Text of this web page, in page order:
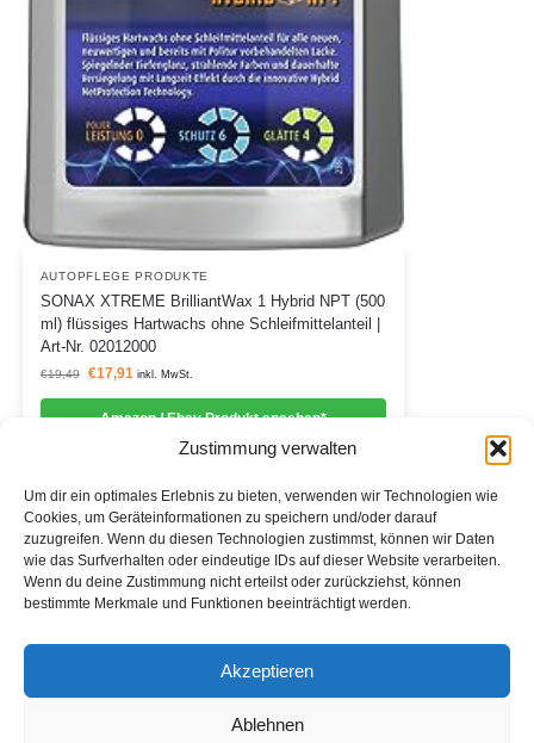
Zustimmung verwalten
Um dir ein optimales Erlebnis zu bieten, verwenden wir Technologien wie
Cookies, um Geräteinformationen zu speichern und/oder darauf
zuzugreifen. Wenn du diesen Technologien zustimmst, können wir Daten
wie das Surfverhalten oder eindeutige IDs auf dieser Website verarbeiten.
Wenn du deine Zustimmung nicht erteilst oder zurückziehst, können
bestimmte Merkmale und Funktionen beeinträchtigt werden.
Akzeptieren
Ablehnen
AUTOPFLEGE PRODUKTE
SONAX XTREME BrilliantWax 1 Hybrid NPT (500
ml) flüssiges Hartwachs ohne Schleifmittelanteil |
Art-Nr. 02012000
€19,49 €17,91 inkl. MwSt.
Amazon / Ebay Produkt ansehen*
Informationen
Datenschutzerklärung